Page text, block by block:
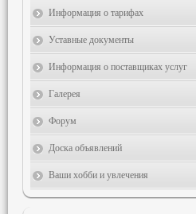
Информация о тарифах
Уставные документы
Информация о поставщиках услуг
Галерея
Форум
Доска объявлений
Ваши хобби и увлечения